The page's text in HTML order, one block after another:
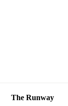
The Runway